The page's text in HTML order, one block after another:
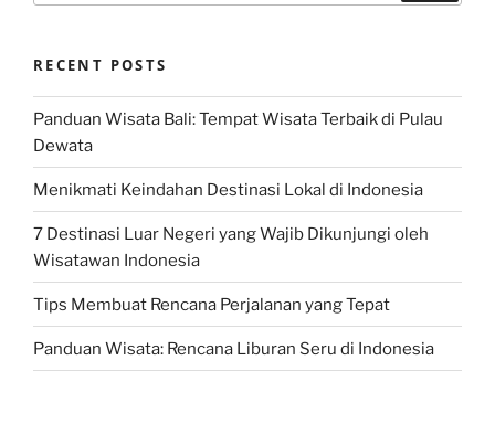
RECENT POSTS
Panduan Wisata Bali: Tempat Wisata Terbaik di Pulau
Dewata
Menikmati Keindahan Destinasi Lokal di Indonesia
7 Destinasi Luar Negeri yang Wajib Dikunjungi oleh
Wisatawan Indonesia
Tips Membuat Rencana Perjalanan yang Tepat
Panduan Wisata: Rencana Liburan Seru di Indonesia